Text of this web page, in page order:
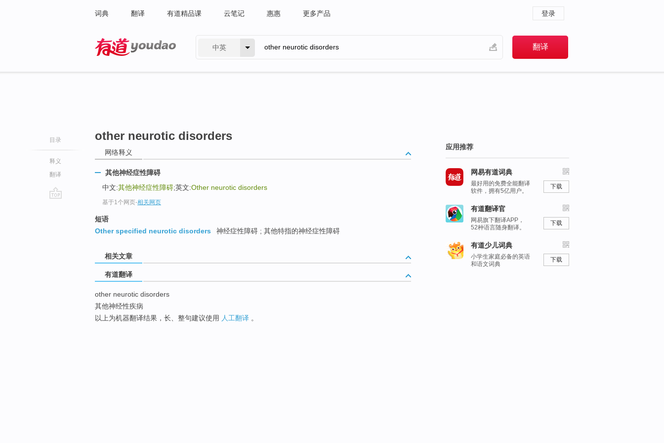
词典 翻译 有道精品课 云笔记 惠惠 更多产品 登录
中英
目录
释义
翻译
other neurotic disorders
网络释义
其他神经症性障碍
中文:其他神经症性障碍;英文:Other neurotic disorders
基于1个网页-相关网页
短语
Other specified neurotic disorders
神经症性障碍 ; 其他特指的神经症性障碍
相关文章
有道翻译
other neurotic disorders
其他神经性疾病
以上为机器翻译结果，长、整句建议使用 人工翻译 。
应用推荐